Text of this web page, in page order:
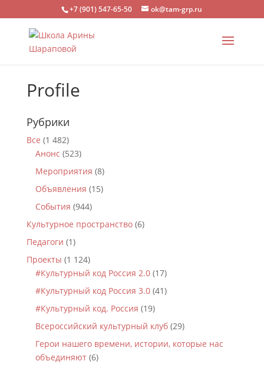
+7 (901) 547-65-50 ok@tam-grp.ru
Profile
Рубрики
Все (1 482)
Анонс (523)
Мероприятия (8)
Объявления (15)
События (944)
Культурное пространство(6)
Педагоги (1)
Проекты (1 124)
#Культурный код Россия 2.0(17)
#Культурный код Россия 3.0(41)
#Культурный код. Россия (19)
Всероссийский культурный клуб(29)
Герои нашего времени, истории, которые нас
объединяют(6)